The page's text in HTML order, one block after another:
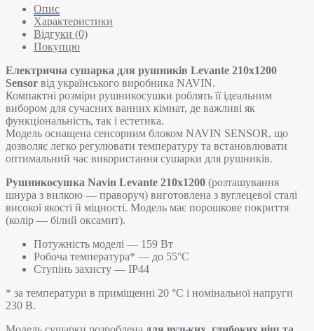
Опис
Характеристики
Відгуки (0)
Покупцю
Електрична сушарка для рушників Levante 210х1200
Sensor від українського виробника NAVIN.
Компактні розміри рушникосушки роблять її ідеальним
вибором для сучасних ванних кімнат, де важливі як
функціональність, так і естетика.
Модель оснащена сенсорним блоком NAVIN SENSOR, що
дозволяє легко регулювати температуру та встановлювати
оптимальний час використання сушарки для рушників.
Рушникосушка Navin Levante 210х1200 (розташування
шнура з вилкою — праворуч) виготовлена з вуглецевої сталі
високої якості й міцності. Модель має порошкове покриття
(колір — білий оксамит).
Потужність моделі — 159 Вт
Робоча температура* — до 55°C
Ступінь захисту — IP44
* за температури в приміщенні 20 °С і номінальної напруги
230 В.